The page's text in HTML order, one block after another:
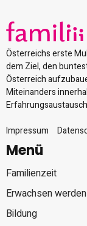
Österreichs erste
dem Ziel, den
Österreich
Miteinanders
Impressum
Menü
Familienzeit
Erwachsen werden
Bildung